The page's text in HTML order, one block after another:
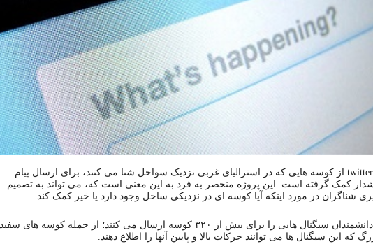
twitter از کوسه هایی که در استرالیای غربی نزدیک سواحل شنا می کنند، برای ارسال پیام
کمک گرفته است. این پروژه منحصر به فرد به این معنی است که، می تواند به تصمیم
شناگران در مورد اینکه آیا کوسه ای در نزدیکی ساحل وجود دارد یا خیر کمک کند.
دانشمندان سیگنال هایی را برای بیش از ۳۲۰ کوسه ارسال می کنند؛ از جمله کوسه های سفید
که این سیگنال ها می توانند حرکات بالا و پایین آنها را اطلاع دهند.